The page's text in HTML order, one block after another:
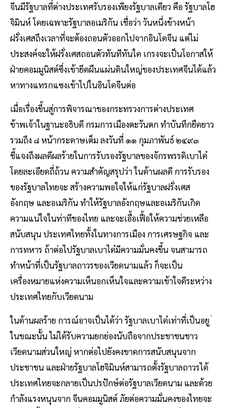
จีนมีรัฐบาลที่ต่างประเทศรับรองเพียงรัฐบาลเดียว คือ รัฐบาลโฮ
จิมินห์ โดยเฉพาะรัฐบาลอเมริกัน เชื่อว่า วันหนึ่งข้างหน้า
ฝรั่งเศสถึงเวลาที่จะต้องถอนตัวออกไปจากอินโดจีน แต่ไม่
ประสงค์จะให้ฝรั่งเศสถอนตัวทันทีทันใด เกรงจะเป็นโอกาสให้
ฝ่ายคอมมูนิสต์ซึ่งเข้ายึดผืนแผ่นดินใหญ่ของประเทศจีนได้แล้ว
หาทางแทรกแซงเข้าไปในอินโดจีนต่อ
เมื่อเรื่องขึ้นสู่การพิจารณาของกระทรวงการต่างประเทศ
ข้าพเจ้าในฐานะอธิบดี กรมการเมืองตะวันตก ทำบันทึกยืดยาว
รวมถึง ๘ หน้ากระดาษเต็ม ลงวันที่ ๑๑ กุมภาพันธ์ ๒๔๙๓
ชี้แจงถึงผลดีผลร้ายในการรับรองรัฐบาลของจักรพรรดิเบาได๋
โดยละเอียดถี่ถ้วน ความสำคัญสรุปว่า ในด้านผลดี การรับรอง
ของรัฐบาลไทยจะ สร้างความพอใจให้แก่รัฐบาลฝรั่งเศส
อังกฤษ และอเมริกัน ทำให้รัฐบาลอังกฤษและอเมริกันเกิด
ความแน่ใจในท่าทีของไทย และจะเอื้อเฟื้อให้ความช่วยเหลือ
สนับสนุน ประเทศไทยทั้งในทางการเมือง การเศรษฐกิจ และ
การทหาร ถ้าต่อไปรัฐบาลเบาได๋มีความมั่นคงขึ้น จนสามารถ
ทำหน้าที่เป็นรัฐบาลถาวรของเวียดนามแล้ว ก็จะเป็น
เครื่องหมายแห่งความเห็นอกเห็นใจและความเข้าใจดีระหว่าง
ประเทศไทยกับเวียดนาม
ในด้านผลร้าย การณ์อาจเป็นได้ว่า รัฐบาลเบาได๋เท่าที่เป็นอยู ่
ในขณะนั้น ไม่ได้รับความยกย่องนับถือจากประชาชนชาว
เวียดนามส่วนใหญ่ หากต่อไปยังคงขาดการสนับสนุนจาก
ประชาชน และฝ่ายรัฐบาลโฮจิมินห์สามารถตั้งรัฐบาลถาวรได้
ประเทศไทยจะกลายเป็นปรปักษ์ต่อรัฐบาลเวียดนาม และด้วย
กำลังแรงหนุนจาก จีนคอมมูนิสต์ ภัยต่อความมั่นคงของไทยจะ